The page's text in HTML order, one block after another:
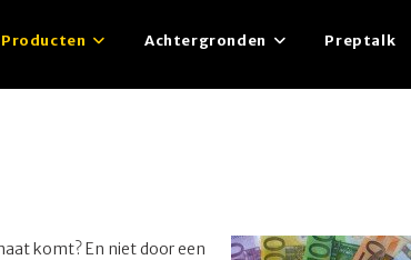
Producten Achtergronden Preptalk
komt? En niet door een